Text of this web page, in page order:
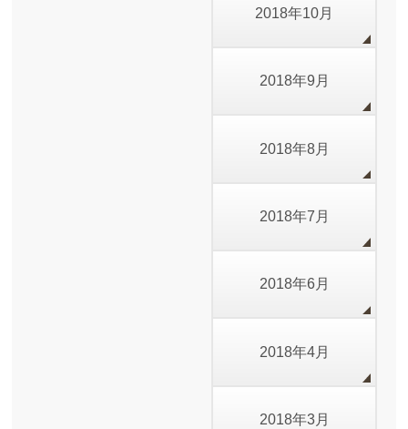
2018年10月
2018年9月
2018年8月
2018年7月
2018年6月
2018年4月
2018年3月